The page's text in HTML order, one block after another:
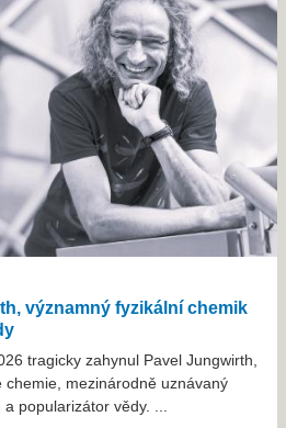
významný fyzikální chemik
tragicky zahynul Pavel Jungwirth,
mezinárodně uznávaný
popularizátor vědy. ...